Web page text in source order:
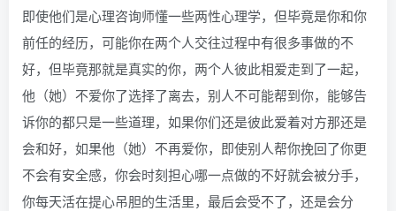
即使他们是心理咨询师懂一些两性心理学，但毕竟是你和你
前任的经历，可能你在两个人交往过程中有很多事做的不
好，但毕竟那就是真实的你，两个人彼此相爱走到了一起，
他（她）不爱你了选择了离去，别人不可能帮到你，能够告
诉你的都只是一些道理，如果你们还是彼此爱着对方那还是
会和好，如果他（她）不再爱你，即使别人帮你挽回了你更
不会有安全感，你会时刻担心哪一点做的不好就会被分手，
你每天活在提心吊胆的生活里，最后会受不了，还是会分